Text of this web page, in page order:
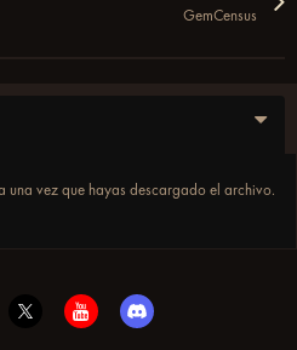
GemCensus
una vez que hayas descargado el archivo.